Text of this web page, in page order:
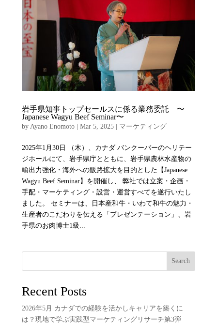
岩手県知事トップセールスに係る業務委託 〜
Japanese Wagyu Beef Seminar〜
by Ayano Enomoto| Mar 5, 2025| マーケティング
2025年1月30日 （木）、カナダ バンクーバーのヘリテー
ジホールにて、岩手県庁とともに、岩手県農林水産物の
輸出力強化・海外への販路拡大を目的とした【Japanese
Wagyu Beef Seminar】を開催し、 弊社では立案・企画・
手配・マーケティング・設営・運営すべてを遂行いたし
ました。 セミナーは、日本産和牛・いわて和牛の魅力・
生産者のこだわりを伝える「プレゼンテーション」、岩
手県のお肉博士1級...
Search
Recent Posts
2026年5月 カナダでの経験を活かしキャリアを築くに
は？現地で学ぶ実践型マーケティングリサーチ第3弾